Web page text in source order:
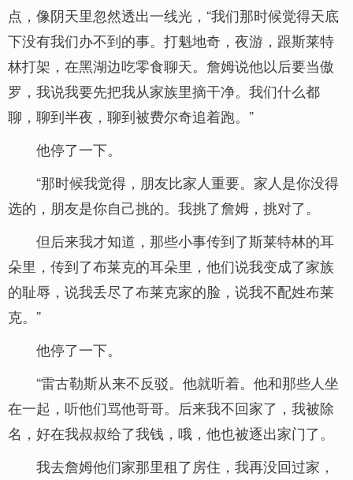
点，像阴天里忽然透出一线光，“我们那时候觉得天底
下没有我们办不到的事。打魁地奇，夜游，跟斯莱特
林打架，在黑湖边吃零食聊天。詹姆说他以后要当傲
罗，我说我要先把我从家族里摘干净。我们什么都
聊，聊到半夜，聊到被费尔奇追着跑。”
他停了一下。
“那时候我觉得，朋友比家人重要。家人是你没得
选的，朋友是你自己挑的。我挑了詹姆，挑对了。
但后来我才知道，那些小事传到了斯莱特林的耳
朵里，传到了布莱克的耳朵里，他们说我变成了家族
的耻辱，说我丢尽了布莱克家的脸，说我不配姓布莱
克。”
他停了一下。
“雷古勒斯从来不反驳。他就听着。他和那些人坐
在一起，听他们骂他哥哥。后来我不回家了，我被除
名，好在我叔叔给了我钱，哦，他也被逐出家门了。
我去詹姆他们家那里租了房住，我再没回过家，